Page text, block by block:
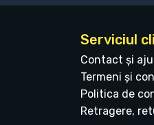
Serviciul
Contact și
Termeni și
Politica de
Retragere,